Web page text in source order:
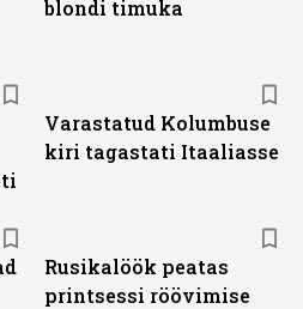
blondi timuka
Varastatud Kolumbuse
kiri tagastati Itaaliasse
Rusikalöök peatas
printsessi röövimise